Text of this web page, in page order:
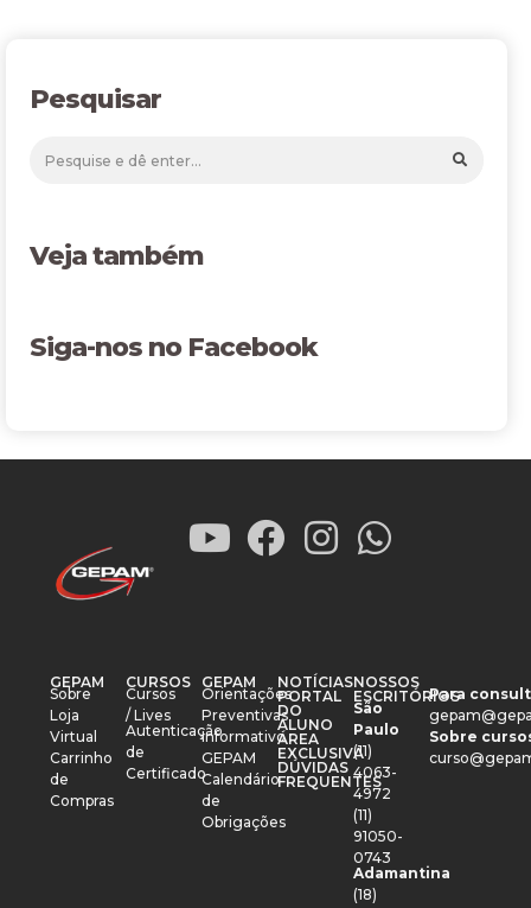
Pesquisar
Veja também
Siga-nos no Facebook
GEPAM
Sobre
Loja
Virtual
Carrinho
de
Compras
CURSOS
Cursos
/ Lives
Autenticação
de
Certificado
GEPAM
Orientações
Preventivas
Informativo
GEPAM
Calendário
de
Obrigações
NOTÍCIAS
PORTAL
DO
ALUNO
ÁREA
EXCLUSIVA
DÚVIDAS
FREQUENTES
NOSSOS
ESCRITÓRIOS
São
Paulo
(11)
4063-
4972
(11)
91050-
0743
Adamantina
(18)
Para
Sobre